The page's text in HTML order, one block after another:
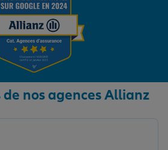
nos agences Allianz